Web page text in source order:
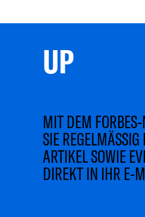
MIT DEM
SIE
ARTIKEL SOWIE
DIREKT IN IHR E-